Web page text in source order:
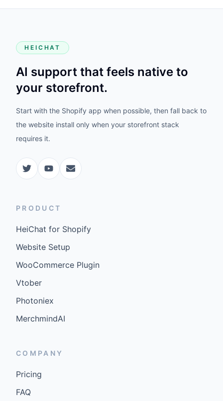
HEICHAT
AI support that feels native to
your storefront.
Start with the Shopify app when possible, then fall back to
the website install only when your storefront stack
requires it.
PRODUCT
HeiChat for Shopify
Website Setup
WooCommerce Plugin
Vtober
Photoniex
MerchmindAI
COMPANY
Pricing
FAQ